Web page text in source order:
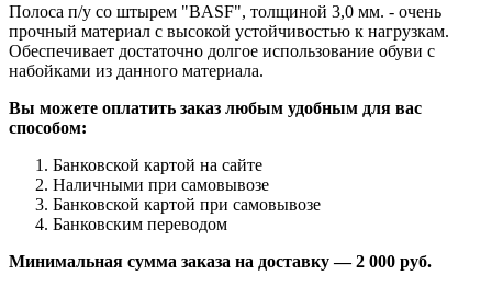
Полоса п/у со штырем "BASF", толщиной 3,0 мм. - очень
прочный материал с высокой устойчивостью к нагрузкам.
Обеспечивает достаточно долгое использование обуви с
набойками из данного материала.
Вы можете оплатить заказ любым удобным для вас
способом:
Банковской картой на сайте
Наличными при самовывозе
Банковской картой при самовывозе
Банковским переводом
Минимальная сумма заказа на доставку — 2 000 руб.